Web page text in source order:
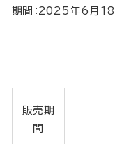
期間：2025年6月18
販売期
間